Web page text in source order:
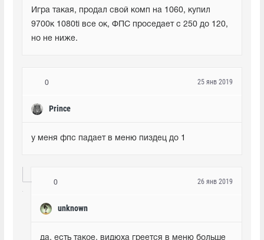
Игра такая, продал свой комп на 1060, купил
9700к 1080ti все ок, ФПС проседает с 250 до 120,
но не ниже.
0
Prince
25 янв 2019
у меня фпс падает в меню пиздец до 1
0
unknown
26 янв 2019
да, есть такое. видюха греется в меню больше